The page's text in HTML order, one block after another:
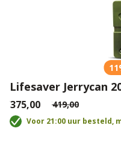
Lifesaver Jerrycan
€375,00 €419,00
Voor 21:00 uur besteld,